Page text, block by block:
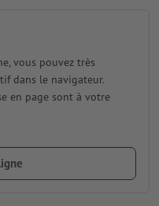
vous pouvez très
dans le navigateur.
en page sont à votre